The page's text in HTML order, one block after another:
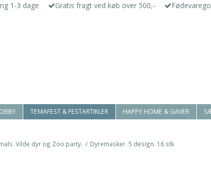
1-3 dage Gratis fragt ved køb over 500,-
TEMAFEST & FESTARTIKLER HAPPY HOME & GAVER
Vilde dyr og Zoo party. / Dyremasker. 5 design. 16 stk